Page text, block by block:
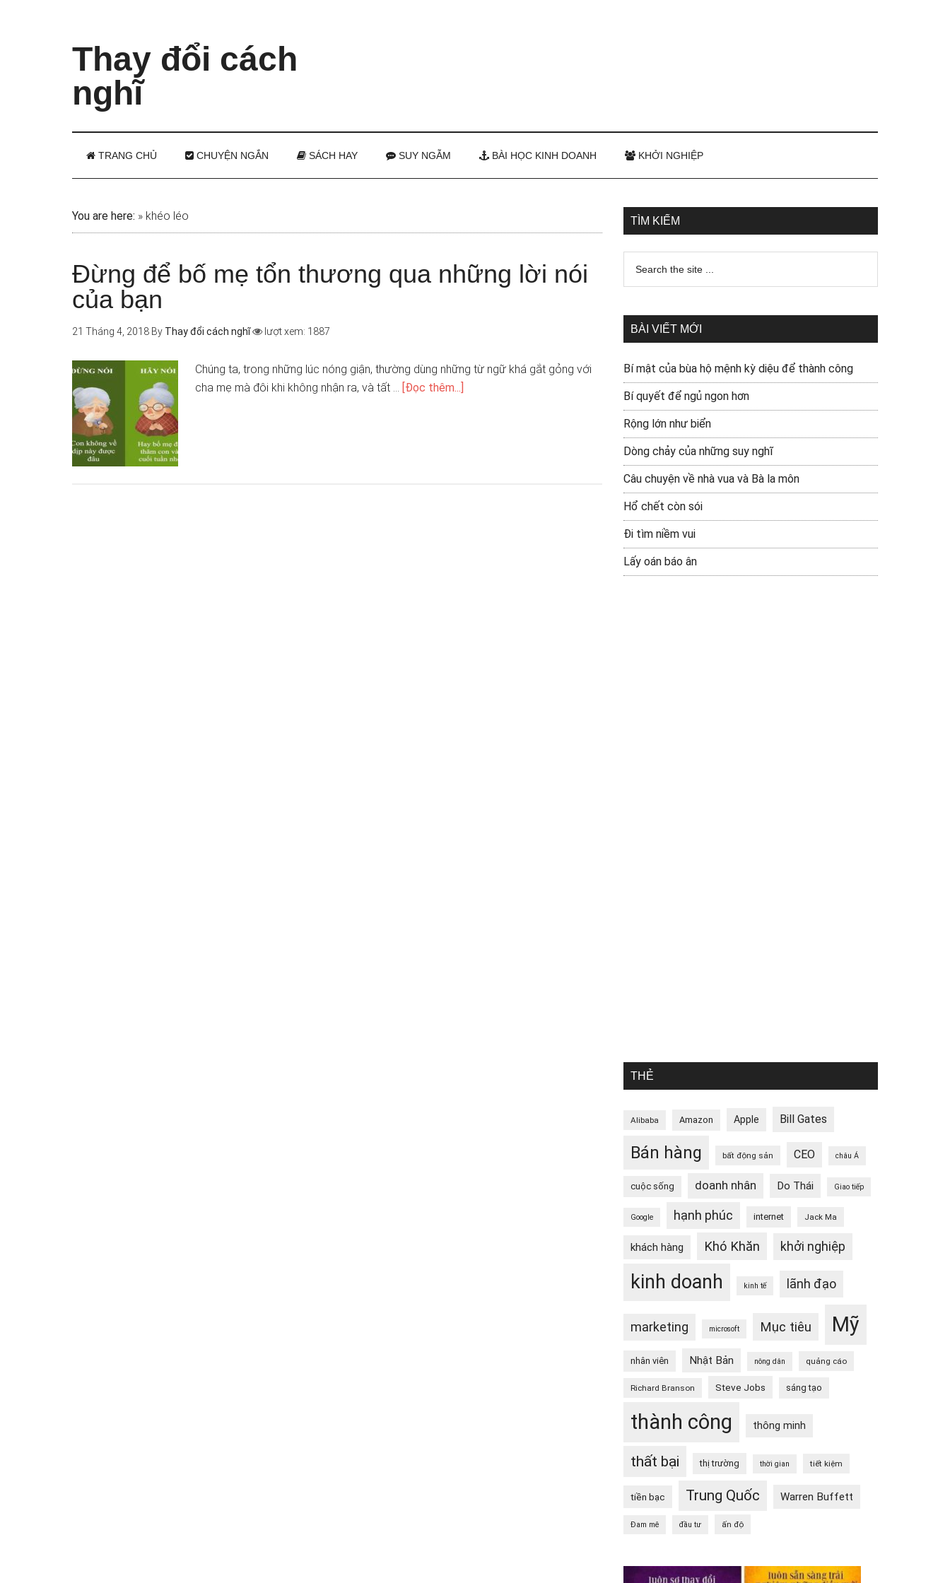
Thay đổi cách
nghĩ
TRANG CHỦ CHUYỆN NGẮN SÁCH HAY SUY NGẪM BÀI HỌC KINH DOANH KHỞI NGHIỆP
You are here: » khéo léo
Đừng để bố mẹ tổn thương qua những lời nói
của bạn
21 Tháng 4, 2018 By Thay đổi cách nghĩ lượt xem: 1887
Chúng ta, trong những lúc nóng giận, thường dùng những từ ngữ khá gắt gỏng với
cha mẹ mà đôi khi không nhận ra, và tất … [Đọc thêm...]
TÌM KIẾM
BÀI VIẾT MỚI
Bí mật của bùa hộ mệnh kỳ diệu để thành công
Bí quyết để ngủ ngon hơn
Rộng lớn như biển
Dòng chảy của những suy nghĩ
Câu chuyện về nhà vua và Bà la môn
Hổ chết còn sói
Đi tìm niềm vui
Lấy oán báo ân
THẺ
Alibaba Amazon Apple Bill Gates
Bán hàng bất động sản CEO châu Á
cuộc sống doanh nhân Do Thái Giao tiếp
Google hạnh phúc internet Jack Ma
khách hàng Khó Khăn khởi nghiệp
kinh doanh kinh tế lãnh đạo
marketing microsoft Mục tiêu Mỹ
nhân viên Nhật Bản nông dân quảng cáo
Richard Branson Steve Jobs sáng tạo
thành công thông minh
thất bại thị trường thời gian tiết kiệm
tiền bạc Trung Quốc Warren Buffett
Đam mê đầu tư ấn độ